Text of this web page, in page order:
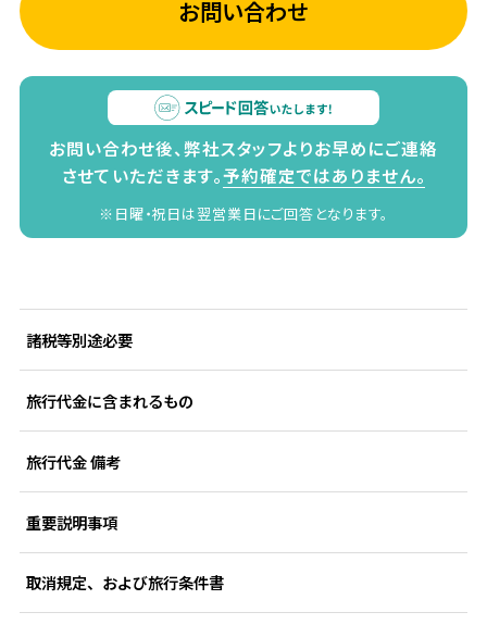
お問い合わせ
お問い合わせ後、弊社スタッフよりお早めにご連絡
させていただきます。予約確定ではありません。
※日曜・祝日は翌営業日にご回答となります。
諸税等別途必要
旅行代金に含まれるもの
旅行代金 備考
重要説明事項
取消規定、および旅行条件書